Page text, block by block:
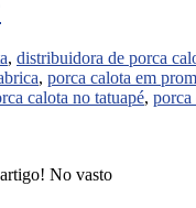
, distribuidora de porca
, porca calota em
calota no tatuapé, porca
No vasto